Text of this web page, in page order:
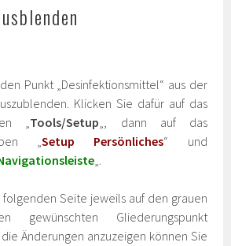
Punkt „Desinfektionsmittel“ aus der
Klicken Sie dafür auf das
„Tools/Setup„, dann auf das
„Setup Persönliches“ und
„.
Seite jeweils auf den grauen
Gliederungspunkt
Änderungen anzuzeigen können Sie